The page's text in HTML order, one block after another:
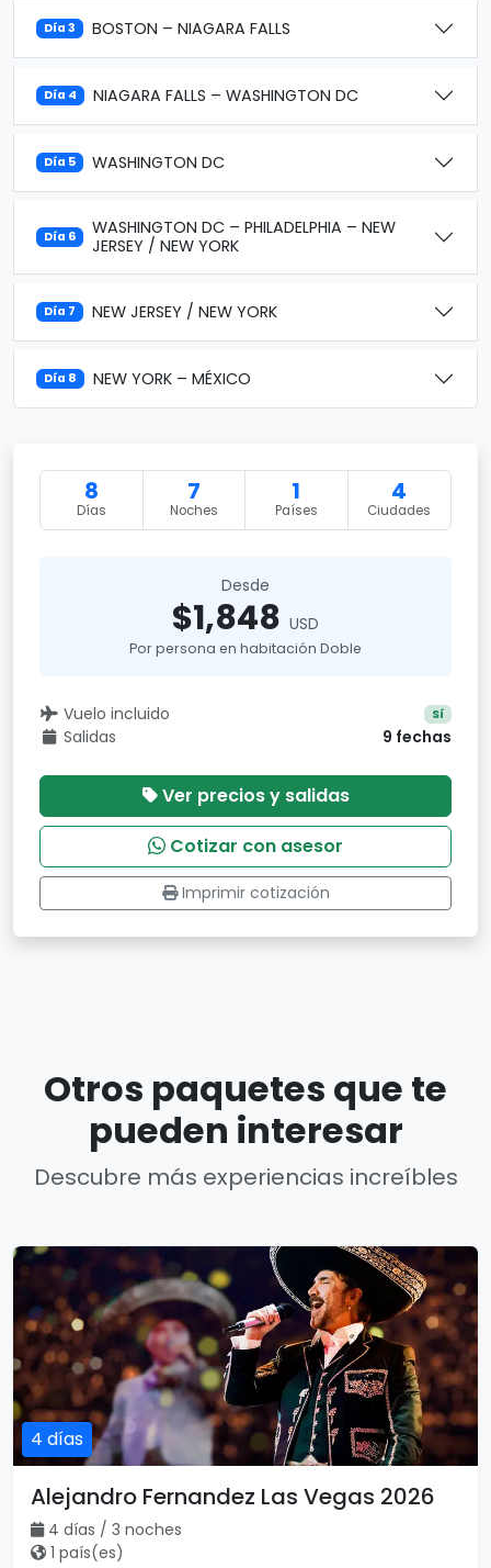
Día 3 BOSTON – NIAGARA FALLS
Día 4 NIAGARA FALLS – WASHINGTON DC
Día 5 WASHINGTON DC
Día 6
WASHINGTON DC – PHILADELPHIA – NEW
JERSEY / NEW YORK
Día 7 NEW JERSEY / NEW YORK
Día 8 NEW YORK – MÉXICO
8
Días
7
Noches
1
Países
4
Ciudades
Desde
$1,848 USD
Por persona en habitación Doble
Vuelo incluido Sí
Salidas 9 fechas
Ver precios y salidas
Cotizar con asesor
Imprimir cotización
Otros paquetes que te
pueden interesar
Descubre más experiencias increíbles
4 días
Alejandro Fernandez Las Vegas 2026
4 días / 3 noches
1 país(es)